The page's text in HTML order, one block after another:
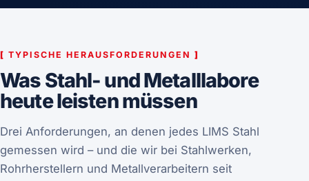
[ TYPISCHE HERAUSFORDERUNGEN ]
Was Stahl- und Metalllabore
heute leisten müssen
Drei Anforderungen, an denen jedes LIMS Stahl
gemessen wird – und die wir bei Stahlwerken,
Rohrherstellern und Metallverarbeitern seit